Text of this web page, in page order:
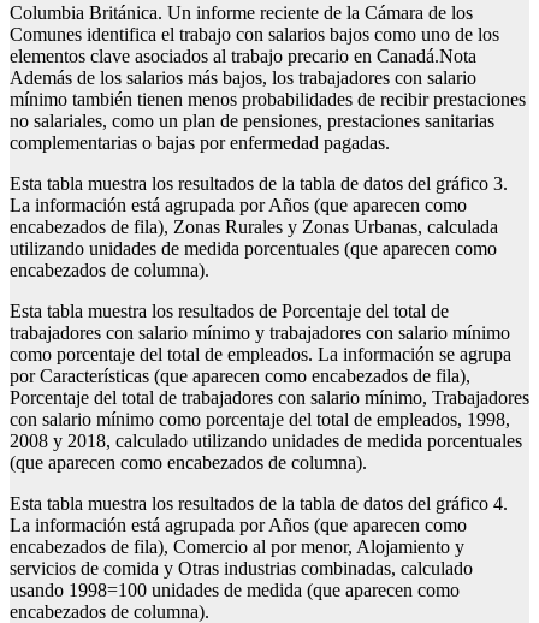
Columbia Británica. Un informe reciente de la Cámara de los
Comunes identifica el trabajo con salarios bajos como uno de los
elementos clave asociados al trabajo precario en Canadá.Nota
Además de los salarios más bajos, los trabajadores con salario
mínimo también tienen menos probabilidades de recibir prestaciones
no salariales, como un plan de pensiones, prestaciones sanitarias
complementarias o bajas por enfermedad pagadas.
Esta tabla muestra los resultados de la tabla de datos del gráfico 3.
La información está agrupada por Años (que aparecen como
encabezados de fila), Zonas Rurales y Zonas Urbanas, calculada
utilizando unidades de medida porcentuales (que aparecen como
encabezados de columna).
Esta tabla muestra los resultados de Porcentaje del total de
trabajadores con salario mínimo y trabajadores con salario mínimo
como porcentaje del total de empleados. La información se agrupa
por Características (que aparecen como encabezados de fila),
Porcentaje del total de trabajadores con salario mínimo, Trabajadores
con salario mínimo como porcentaje del total de empleados, 1998,
2008 y 2018, calculado utilizando unidades de medida porcentuales
(que aparecen como encabezados de columna).
Esta tabla muestra los resultados de la tabla de datos del gráfico 4.
La información está agrupada por Años (que aparecen como
encabezados de fila), Comercio al por menor, Alojamiento y
servicios de comida y Otras industrias combinadas, calculado
usando 1998=100 unidades de medida (que aparecen como
encabezados de columna).